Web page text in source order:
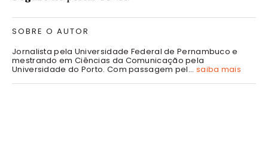
SOBRE O AUTOR
Jornalista pela Universidade Federal de Pernambuco e
mestrando em Ciências da Comunicação pela
Universidade do Porto. Com passagem pel... saiba mais